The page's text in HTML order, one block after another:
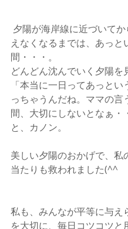
えなくなるまでは、あっと
間・・・。
どんどん沈んでいく夕陽を
「本当に一日ってあっとい
っちゃうんだね。ママの言
間、大切にしないとなぁ・
と、カノン。
美しい夕陽のおかげで、私
当たりも救われました(^^ゞ
私も、みんなが平等に与え
を大切に、毎日コツコツと